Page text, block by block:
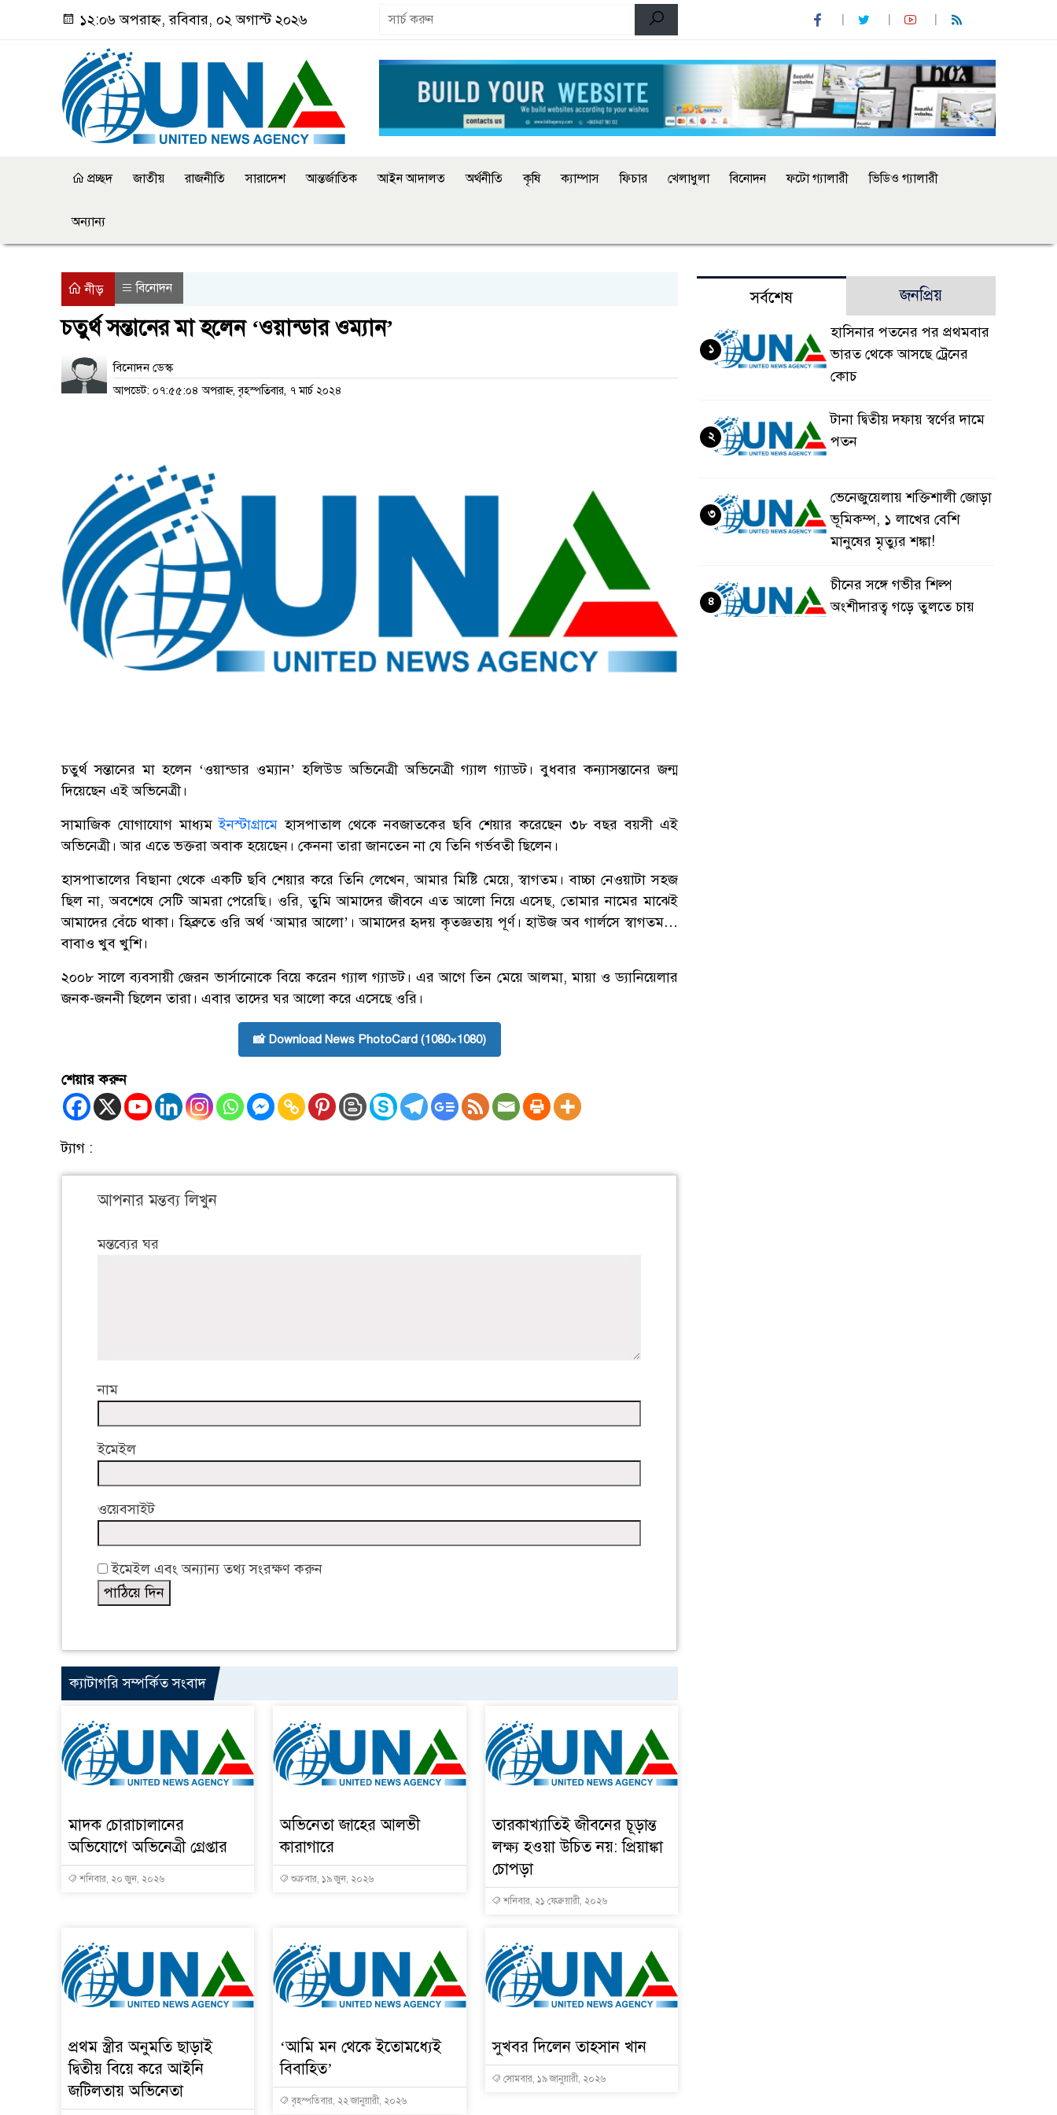
১২:০৬ অপরাহ্ন, রবিবার, ০২ অগাস্ট ২০২৬
প্রচ্ছদ জাতীয় রাজনীতি সারাদেশ আন্তর্জাতিক আইন আদালত অর্থনীতি কৃষি ক্যাম্পাস ফিচার খেলাধুলা বিনোদন ফটো গ্যালারী ভিডিও গ্যালারী
অন্যান্য
নীড় বিনোদন
চতুর্থ সন্তানের মা হলেন ‘ওয়ান্ডার ওম্যান’
বিনোদন ডেস্ক
আপডেট: ০৭:৫৫:০৪ অপরাহ্ন, বৃহস্পতিবার, ৭ মার্চ ২০২৪
চতুর্থ সন্তানের মা হলেন ‘ওয়ান্ডার ওম্যান’ হলিউড অভিনেত্রী অভিনেত্রী গ্যাল গ্যাডট। বুধবার কন্যাসন্তানের জন্ম
দিয়েছেন এই অভিনেত্রী।
সামাজিক যোগাযোগ মাধ্যমইনস্টাগ্রামে হাসপাতাল থেকে নবজাতকের ছবি শেয়ার করেছেন ৩৮ বছর বয়সী এই
অভিনেত্রী। আর এতে ভক্তরা অবাক হয়েছেন। কেননা তারা জানতেন না যে তিনি গর্ভবতী ছিলেন।
হাসপাতালের বিছানা থেকে একটি ছবি শেয়ার করে তিনি লেখেন, আমার মিষ্টি মেয়ে, স্বাগতম। বাচ্চা নেওয়াটা সহজ
ছিল না, অবশেষে সেটি আমরা পেরেছি। ওরি, তুমি আমাদের জীবনে এত আলো নিয়ে এসেছ, তোমার নামের মাঝেই
আমাদের বেঁচে থাকা। হিব্রুতে ওরি অর্থ ‌‌‘আমার আলো’। আমাদের হৃদয় কৃতজ্ঞতায় পূর্ণ। হাউজ অব গার্লসে স্বাগতম…
বাবাও খুব খুশি।
২০০৮ সালে ব্যবসায়ী জেরন ভার্সানোকে বিয়ে করেন গ্যাল গ্যাডট। এর আগে তিন মেয়ে আলমা, মায়া ও ড্যানিয়েলার
জনক-জননী ছিলেন তারা। এবার তাদের ঘর আলো করে এসেছে ওরি।
📸 Download News PhotoCard (1080×1080)
শেয়ার করুন
ট্যাগ :
আপনার মন্তব্য লিখুন
মন্তব্যের ঘর
নাম
ইমেইল
ওয়েবসাইট
ইমেইল এবং অন্যান্য তথ্য সংরক্ষণ করুন
ক্যাটাগরি সম্পর্কিত সংবাদ
মাদক চোরাচালানের
অভিযোগে অভিনেত্রী গ্রেপ্তার
শনিবার, ২০ জুন, ২০২৬
অভিনেতা জাহের আলভী
কারাগারে
শুক্রবার, ১৯ জুন, ২০২৬
তারকাখ্যাতিই জীবনের চূড়ান্ত
লক্ষ্য হওয়া উচিত নয়: প্রিয়াঙ্কা
চোপড়া
শনিবার, ২১ ফেব্রুয়ারী, ২০২৬
প্রথম স্ত্রীর অনুমতি ছাড়াই
দ্বিতীয় বিয়ে করে আইনি
জটিলতায় অভিনেতা
‘আমি মন থেকে ইতোমধ্যেই
বিবাহিত’
বৃহস্পতিবার, ২২ জানুয়ারী, ২০২৬
সুখবর দিলেন তাহসান খান
সোমবার, ১৯ জানুয়ারী, ২০২৬
সর্বশেষ জনপ্রিয়
হাসিনার পতনের পর প্রথমবার
ভারত থেকে আসছে ট্রেনের
কোচ
১
টানা দ্বিতীয় দফায় স্বর্ণের দামে
পতন
২
ভেনেজুয়েলায় শক্তিশালী জোড়া
ভূমিকম্প, ১ লাখের বেশি
মানুষের মৃত্যুর শঙ্কা!
৩
চীনের সঙ্গে গভীর শিল্প
অংশীদারত্ব গড়ে তুলতে চায়
৪